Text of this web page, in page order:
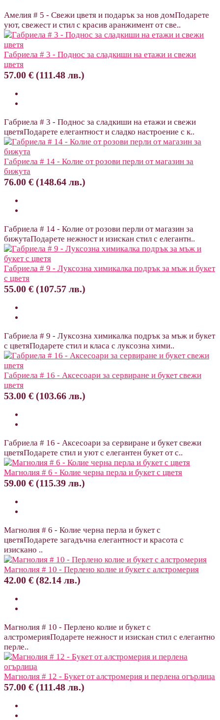
Амелия # 5 - Свежи цветя и подарък за нов домПодарете
уют, свежест и стил с красив аранжимент от све..
Габриела # 3 - Поднос за сладкиши на етажи и свежи
цветя
57.00 € (111.48 лв.)
Габриела # 3 - Поднос за сладкиши на етажи и свежи
цветяПодарете елегантност и сладко настроение с к..
Габриела # 14 - Колие от розови перли от магазин за
бижута
76.00 € (148.64 лв.)
Габриела # 14 - Колие от розови перли от магазин за
бижутаПодарете нежност и изискан стил с елегантн..
Габриела # 9 - Луксозна химикалка подрък за мъж и букет
с цветя
55.00 € (107.57 лв.)
Габриела # 9 - Луксозна химикалка подрък за мъж и букет
с цветяПодарете стил и класа с луксозна хими..
Габриела # 16 - Аксесоари за сервиране и букет свежи
цветя
53.00 € (103.66 лв.)
Габриела # 16 - Аксесоари за сервиране и букет свежи
цветяПодарете стил и уют с елегантен букет от с..
Магнолия # 6 - Колие черна перла и букет с цветя
59.00 € (115.39 лв.)
Магнолия # 6 - Колие черна перла и букет с
цветяПодарете загадъчна елегантност и красота с
изискано ..
Магнолия # 10 - Перлено колие и букет с алстромерия
42.00 € (82.14 лв.)
Магнолия # 10 - Перлено колие и букет с
алстромерияПодарете нежност и изискан стил с елегантно
перле..
Магнолия # 12 - Букет от алстромерия и перлена огърлица
57.00 € (111.48 лв.)